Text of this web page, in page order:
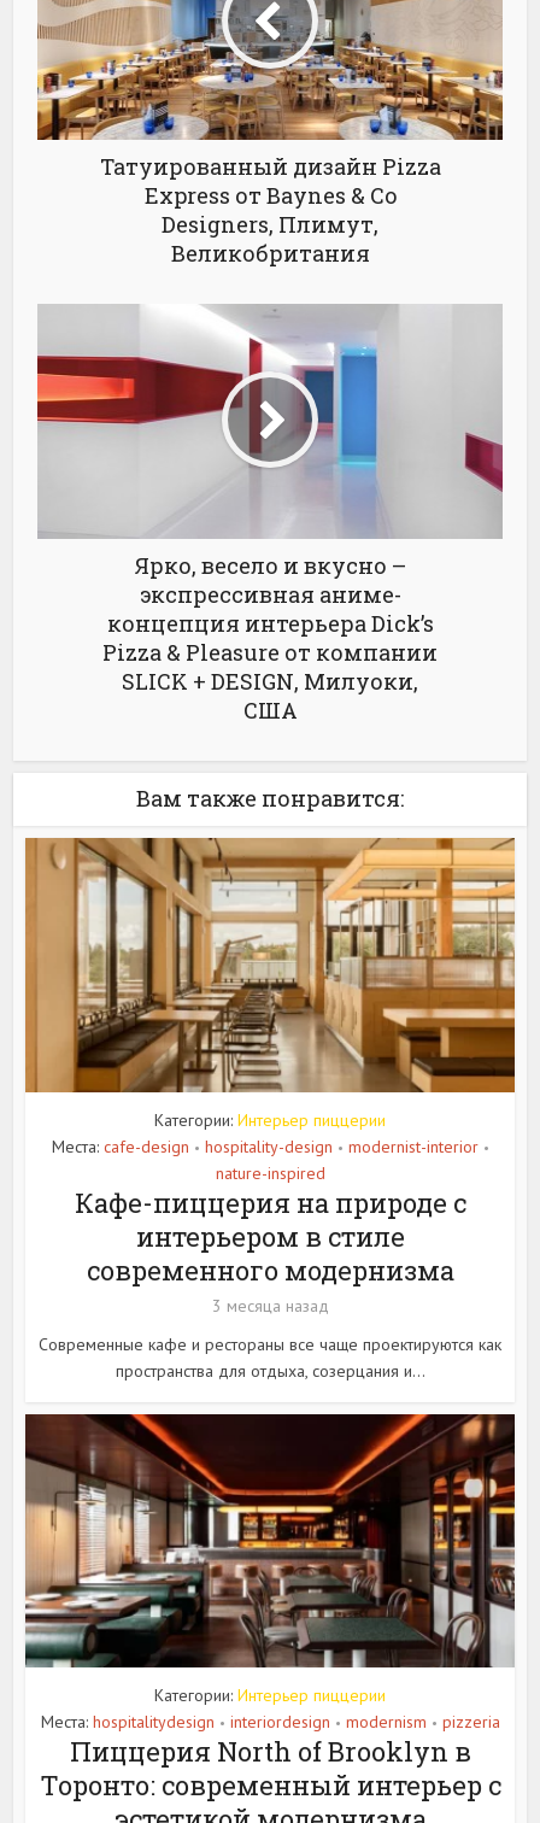
Татуированный дизайн Pizza
Express от Baynes & Co
Designers, Плимут,
Великобритания
Ярко, весело и вкусно –
экспрессивная аниме-
концепция интерьера Dick’s
Pizza & Pleasure от компании
SLICK + DESIGN, Милуоки,
США
Вам также понравится:
Категории: Интерьер пиццерии
Места: cafe-design • hospitality-design • modernist-interior •
nature-inspired
Кафе-пиццерия на природе с
интерьером в стиле
современного модернизма
3 месяца назад
Современные кафе и рестораны все чаще проектируются как
пространства для отдыха, созерцания и...
Категории: Интерьер пиццерии
Места: hospitalitydesign • interiordesign • modernism • pizzeria
Пиццерия North of Brooklyn в
Торонто: современный интерьер с